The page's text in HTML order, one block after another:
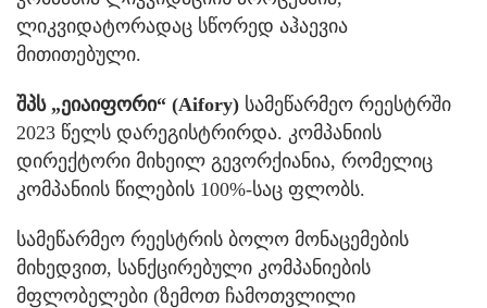
ლიკვიდატორადაც სწორედ აჰაევია
მითითებული.
შპს „ეიაიფორი“ (Aifory) სამეწარმეო რეესტრში
2023 წელს დარეგისტრირდა. კომპანიის
დირექტორი მიხეილ გევორქიანია, რომელიც
კომპანიის წილების 100%-საც ფლობს.
სამეწარმეო რეესტრის ბოლო მონაცემების
მიხედვით, სანქცირებული კომპანიების
მფლობელები (ზემოთ ჩამოთვლილი